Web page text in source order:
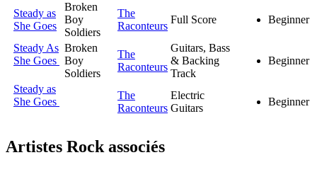
Steady as
She Goes
Broken
Boy
Soldiers
The
Raconteurs
Full Score Beginner
Steady As
She Goes
Broken
Boy
Soldiers
The
Raconteurs
Guitars, Bass
& Backing
Track
Beginner
Steady as
She Goes
The
Raconteurs
Electric
Guitars
Beginner
Artistes Rockassociés